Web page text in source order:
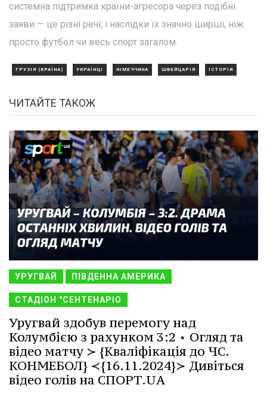
системна підтримка країни-агресора через подібні
заяви — це різні речі, і наслідки їх значно ширші, ніж
просто футбол чи весь спорт загалом.
ГРУЗІЯ (КРАЇНА) УКРАЇНЦІ НІМЕЧЧИНА ШВЕЙЦАРІЯ ІСТОРІЯ
ЧИТАЙТЕ ТАКОЖ
УРУГВАЙ ПІВДЕННА АМЕРИКА
СТАДІОН "СЕНТЕНАРІО
Уругвай здобув перемогу над
Колумбією з рахунком 3:2 ⋆ Огляд та
відео матчу ≻ {Кваліфікація до ЧС.
КОНМЕБОЛ} ≺{16.11.2024}≻ Дивіться
відео голів на СПОРТ.UA